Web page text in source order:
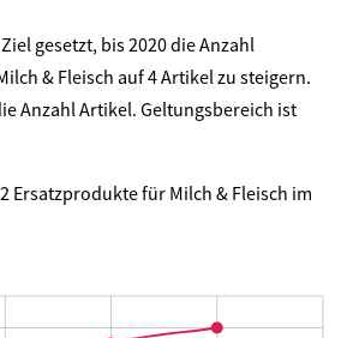
gesetzt, bis 2020 die Anzahl
& Fleisch auf 4 Artikel zu steigern.
Anzahl Artikel. Geltungsbereich ist
Ersatzprodukte für Milch & Fleisch im